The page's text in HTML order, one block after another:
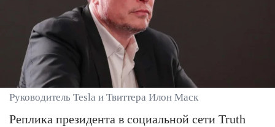
Руководитель Tesla и Твиттера Илон Маск
Реплика президента в социальной сети Truth